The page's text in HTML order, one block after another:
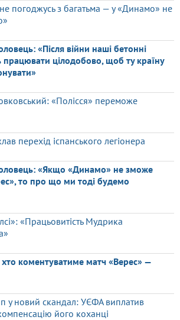
погоджусь з багатьма — у «Динамо» не
«Після війни наші бетонні
цілодобово, щоб ту країну
«Полісся» переможе
перехід іспанського легіонера
«Якщо «Динамо» не зможе
то про що ми тоді будемо
«Працьовитість Мудрика
хто коментуватиме матч «Верес» —
у новий скандал: УЄФА виплатив
його коханці